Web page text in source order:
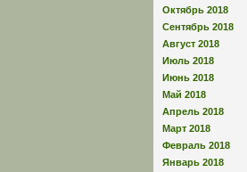
Октябрь 2018
Сентябрь 2018
Август 2018
Июль 2018
Июнь 2018
Май 2018
Апрель 2018
Март 2018
Февраль 2018
Январь 2018